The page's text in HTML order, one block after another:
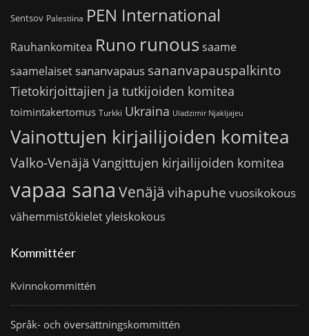
Sentsov Palestiina PEN International
Rauhankomitea Runo runoussaame
saamelaiset sananvapaus sananvapauspalkinto
Tietokirjoittajien ja tutkijoiden komitea
toimintakertomus Turkki Ukraina Uladzimir Njakljajeu
Vainottujen kirjailijoiden komitea
Valko-Venäjä Vangittujen kirjailijoiden komitea
vapaa sana Venäjä vihapuhe vuosikokous
vähemmistökieletyleiskokous
Kommittéer
Kvinnokommittén
Språk- och översättningskommittén